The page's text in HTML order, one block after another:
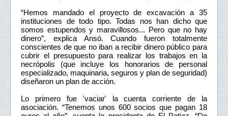
“Hemos mandado el proyecto de excavación a 35
instituciones de todo tipo. Todas nos han dicho que
somos estupendos y maravillosos... Pero que no hay
dinero”, explica Ansó. Cuando fueron totalmente
conscientes de que no iban a recibir dinero público para
cubrir el presupuesto para realizar los trabajos en la
necrópolis (que incluye los honorarios de personal
especializado, maquinaria, seguros y plan de seguridad)
diseñaron un plan de acción.
Lo primero fue 'vaciar' la cuenta corriente de la
asociación. “Tenemos unos 600 socios que pagan 18